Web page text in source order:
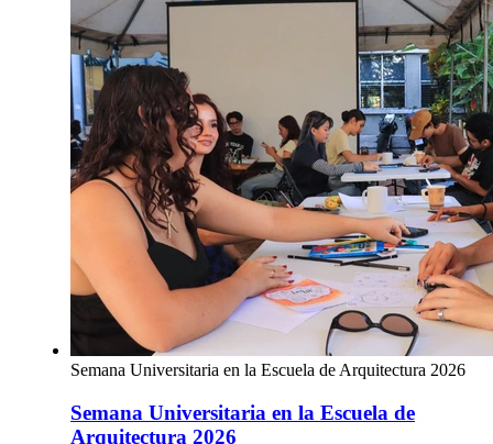
Semana Universitaria en la Escuela de Arquitectura 2026
Semana Universitaria en la Escuela de
Arquitectura 2026